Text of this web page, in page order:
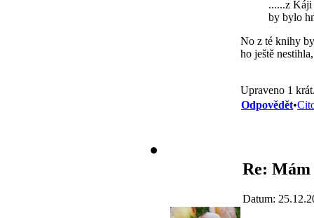
......z
by bylo
No z té knihy
ho ještě
Upraveno 1
Odpovědět•
Re: Mám
Datum: